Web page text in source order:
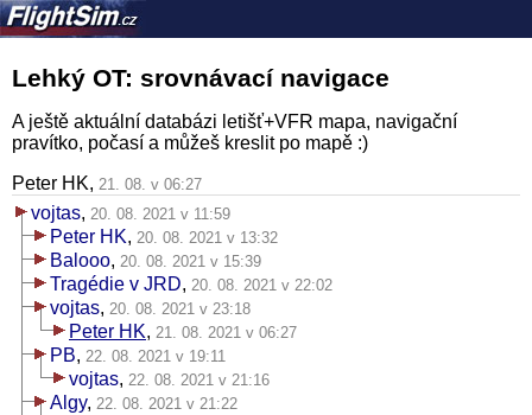
Lehký OT: srovnávací navigace
A ještě aktuální databázi letišť+VFR mapa, navigační
pravítko, počasí a můžeš kreslit po mapě :)
Peter HK, 21. 08. v 06:27
vojtas, 20. 08. 2021 v 11:59
Peter HK, 20. 08. 2021 v 13:32
Balooo, 20. 08. 2021 v 15:39
Tragédie v JRD, 20. 08. 2021 v 22:02
vojtas, 20. 08. 2021 v 23:18
Peter HK, 21. 08. 2021 v 06:27
PB, 22. 08. 2021 v 19:11
vojtas, 22. 08. 2021 v 21:16
Algy, 22. 08. 2021 v 21:22